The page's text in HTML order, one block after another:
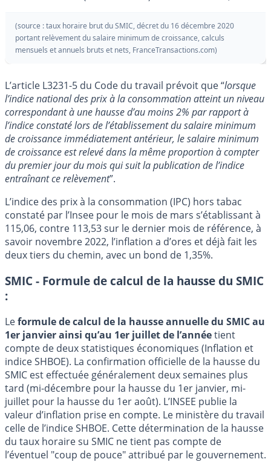
(source : taux horaire brut du SMIC, décret du 16 décembre 2020
portant relèvement du salaire minimum de croissance, calculs
mensuels et annuels bruts et nets, FranceTransactions.com)
L’article L3231-5 du Code du travail prévoit que “lorsque
l’indice national des prix à la consommation atteint un niveau
correspondant à une hausse d’au moins 2% par rapport à
l’indice constaté lors de l’établissement du salaire minimum
de croissance immédiatement antérieur, le salaire minimum
de croissance est relevé dans la même proportion à compter
du premier jour du mois qui suit la publication de l’indice
entraînant ce relèvement”.
L’indice des prix à la consommation (IPC) hors tabac
constaté par l’Insee pour le mois de mars s’établissant à
115,06, contre 113,53 sur le dernier mois de référence, à
savoir novembre 2022, l’inflation a d’ores et déjà fait les
deux tiers du chemin, avec un bond de 1,35%.
SMIC - Formule de calcul de la hausse du SMIC
:
Leformule de calcul de la hausse annuelle du SMIC au
1er janvier ainsi qu’au 1er juillet de l’annéetient
compte de deux statistiques économiques (Inflation et
indice SHBOE). La confirmation officielle de la hausse du
SMIC est effectuée généralement deux semaines plus
tard (mi-décembre pour la hausse du 1er janvier, mi-
juillet pour la hausse du 1er août). L’INSEE publie la
valeur d’inflation prise en compte. Le ministère du travail
celle de l’indice SHBOE. Cette détermination de la hausse
du taux horaire su SMIC ne tient pas compte de
l’éventuel "coup de pouce" attribué par le gouvernement.